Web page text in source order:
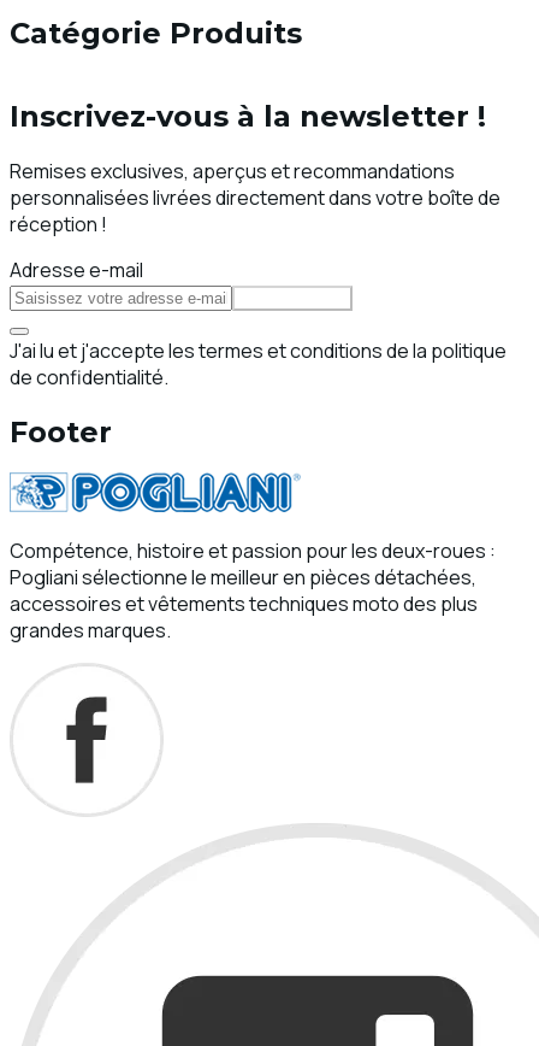
Catégorie Produits
Inscrivez-vous à la newsletter !
Remises exclusives, aperçus et recommandations
personnalisées livrées directement dans votre boîte de
réception !
Adresse e-mail
J'ai lu et j'accepte les termes et conditions de la politique
de confidentialité.
Footer
Compétence, histoire et passion pour les deux-roues :
Pogliani sélectionne le meilleur en pièces détachées,
accessoires et vêtements techniques moto des plus
grandes marques.